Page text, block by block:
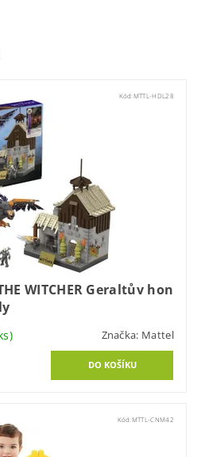
Kód: MTTL-HDL28
WITCHER Geraltův hon
Značka: Mattel
Kód: MTTL-CNM42